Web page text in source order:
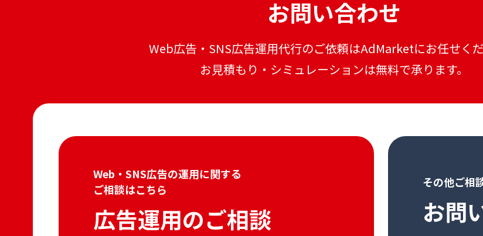
お問い合わせ
Web広告・SNS広告運用代行のご依頼はAdMarketにお任せくだ
お見積もり・シミュレーションは無料で承ります。
Web・SNS広告の運用に関する
ご相談はこちら
広告運用のご相談
その他ご相
お問